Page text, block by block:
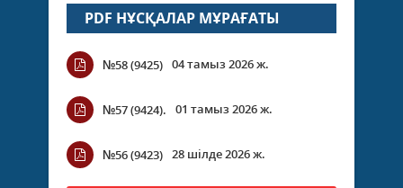
PDF НҰСҚАЛАР МҰРАҒАТЫ
№58 (9425) 04 тамыз 2026 ж.
№57 (9424). 01 тамыз 2026 ж.
№56 (9423) 28 шілде 2026 ж.